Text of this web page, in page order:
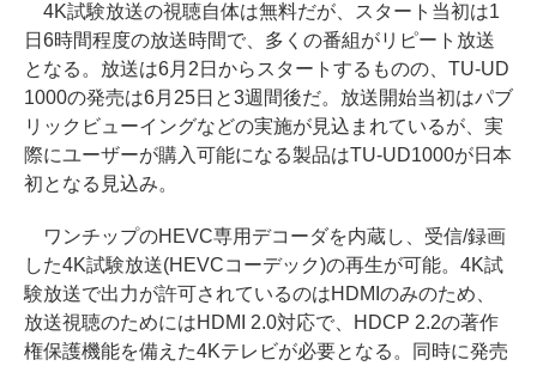
4K試験放送の視聴自体は無料だが、スタート当初は1
日6時間程度の放送時間で、多くの番組がリピート放送
となる。放送は6月2日からスタートするものの、TU-UD
1000の発売は6月25日と3週間後だ。放送開始当初はパブ
リックビューイングなどの実施が見込まれているが、実
際にユーザーが購入可能になる製品はTU-UD1000が日本
初となる見込み。
ワンチップのHEVC専用デコーダを内蔵し、受信/録画
した4K試験放送(HEVCコーデック)の再生が可能。4K試
験放送で出力が許可されているのはHDMIのみのため、
放送視聴のためにはHDMI 2.0対応で、HDCP 2.2の著作
権保護機能を備えた4Kテレビが必要となる。同時に発売